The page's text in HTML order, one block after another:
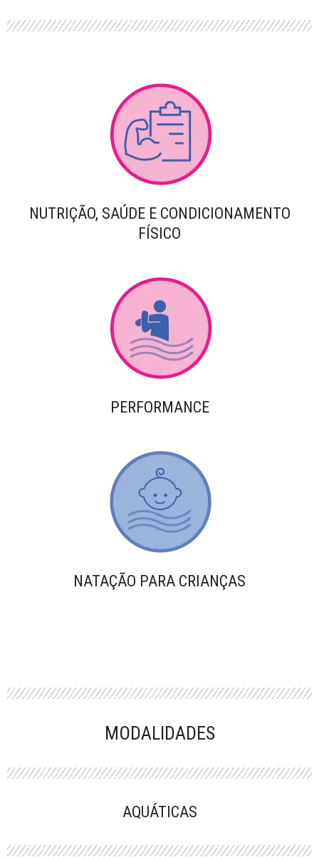
NUTRIÇÃO, SAÚDE E CONDICIONAMENTO
FÍSICO
PERFORMANCE
NATAÇÃO PARA CRIANÇAS
MODALIDADES
AQUÁTICAS